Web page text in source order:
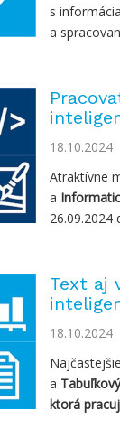
s
a
18.10.2024
Atraktívne
a
26.09.2024
Text aj
18.10.2024
a
ktorá